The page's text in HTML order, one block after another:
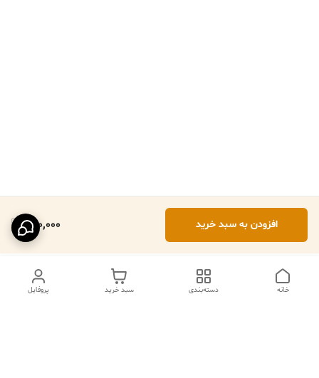
920,000 افزودن به سبد خرید
پروفایل سبد خرید دسته‌بندی خانه